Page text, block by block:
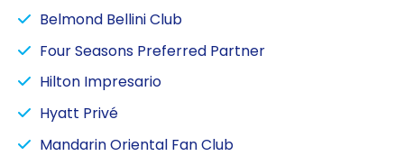
Belmond Bellini Club
Four Seasons Preferred Partner
Hilton Impresario
Hyatt Privé
Mandarin Oriental Fan Club